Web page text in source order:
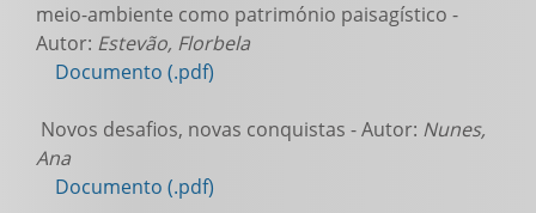
meio-ambiente como património paisagístico -
Autor: Estevão, Florbela
Documento (.pdf)
Novos desafios, novas conquistas - Autor: Nunes,
Ana
Documento (.pdf)